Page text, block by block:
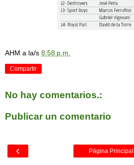
AHM a la/s 8:58 p.m.
Compartir
No hay comentarios.:
Publicar un comentario
‹ Página Principal